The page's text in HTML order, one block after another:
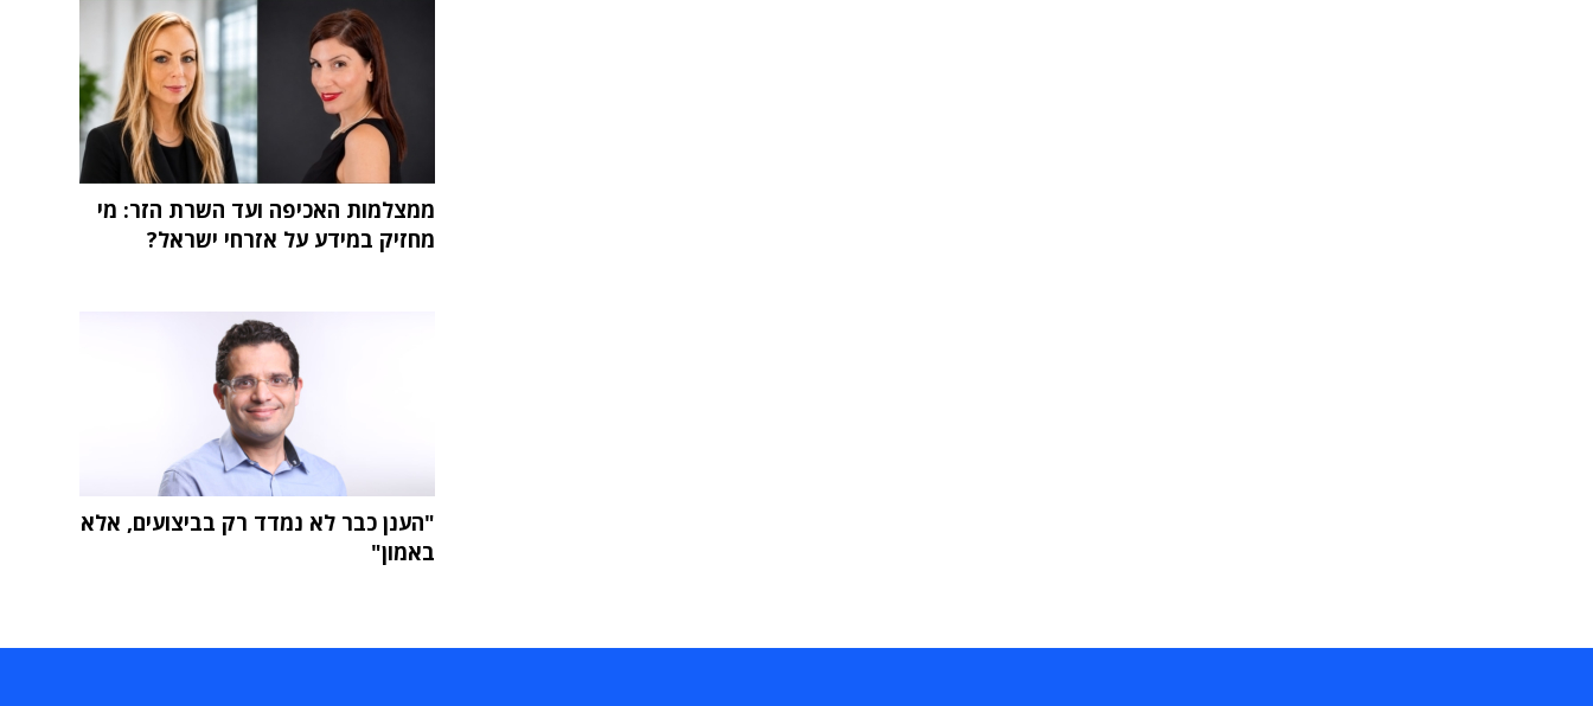
ממצלמות האכיפה ועד השרת הזר: מי
מחזיק במידע על אזרחי ישראל?
"הענן כבר לא נמדד רק בביצועים, אלא
באמון"